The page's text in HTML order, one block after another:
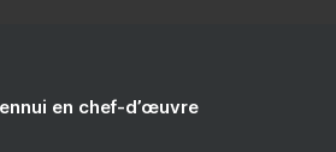
en chef-d’œuvre